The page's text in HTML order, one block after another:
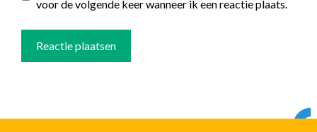
voor de volgende keer wanneer ik een reactie plaats.